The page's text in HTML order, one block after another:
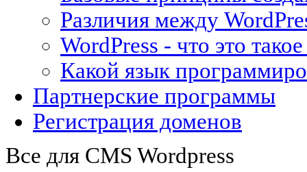
Различия между
WordPress - что это
Какой язык
Партнерские программы
Регистрация доменов
Все для CMS Wordpress